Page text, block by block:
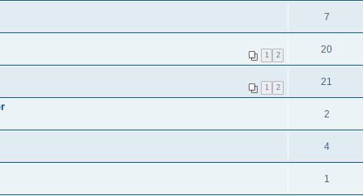
7
1 2 20
1 2 21
2
4
1